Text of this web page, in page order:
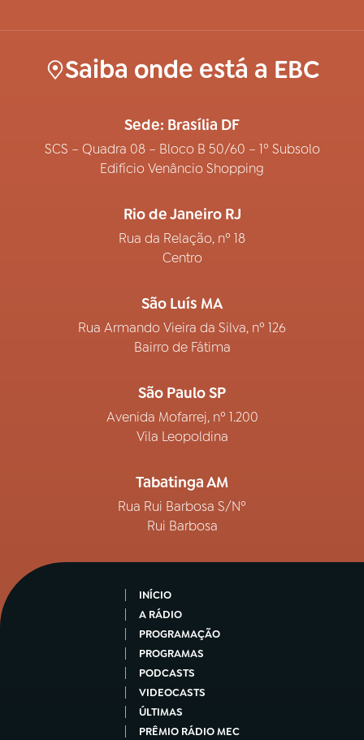
Saiba onde está a EBC
Sede: Brasília DF
SCS – Quadra 08 – Bloco B 50/60 – 1º Subsolo
Edifício Venâncio Shopping
Rio de Janeiro RJ
Rua da Relação, nº 18
Centro
São Luís MA
Rua Armando Vieira da Silva, nº 126
Bairro de Fátima
São Paulo SP
Avenida Mofarrej, nº 1.200
Vila Leopoldina
Tabatinga AM
Rua Rui Barbosa S/Nº
Rui Barbosa
INÍCIO
A RÁDIO
PROGRAMAÇÃO
PROGRAMAS
PODCASTS
VIDEOCASTS
ÚLTIMAS
PRÊMIO RÁDIO MEC